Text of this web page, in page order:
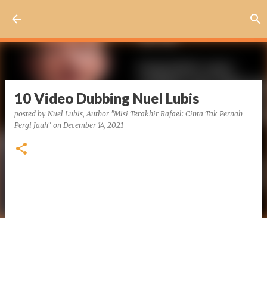
10 Video Dubbing Nuel Lubis
posted by Nuel Lubis, Author "Misi Terakhir Rafael: Cinta Tak Pernah
Pergi Jauh" on December 14, 2021